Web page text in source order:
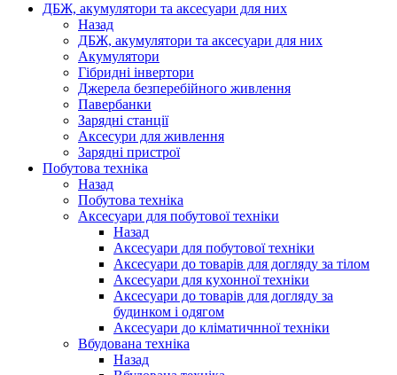
ДБЖ, акумулятори та аксесуари для них
Назад
ДБЖ, акумулятори та аксесуари для них
Акумулятори
Гібридні інвертори
Джерела безперебійного живлення
Павербанки
Зарядні станції
Аксесури для живлення
Зарядні пристрої
Побутова техніка
Назад
Побутова техніка
Аксесуари для побутової техніки
Назад
Аксесуари для побутової техніки
Аксесуари до товарів для догляду за тілом
Аксесуари для кухонної техніки
Аксесуари до товарів для догляду за
будинком і одягом
Аксесуари до кліматичнної техніки
Вбудована техніка
Назад